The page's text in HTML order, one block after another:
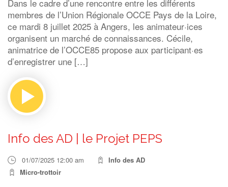
Dans le cadre d’une rencontre entre les différents
membres de l’Union Régionale OCCE Pays de la Loire,
ce mardi 8 juillet 2025 à Angers, les animateur·ices
organisent un marché de connaissances. Cécile,
animatrice de l’OCCE85 propose aux participant·es
d’enregistrer une […]
Info des AD | le Projet PEPS
01/07/2025 12:00 am
Info des AD
Micro-trottoir